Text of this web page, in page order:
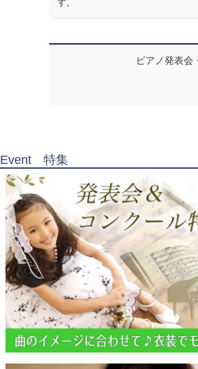
す。
ピアノ発表会
Event 特集